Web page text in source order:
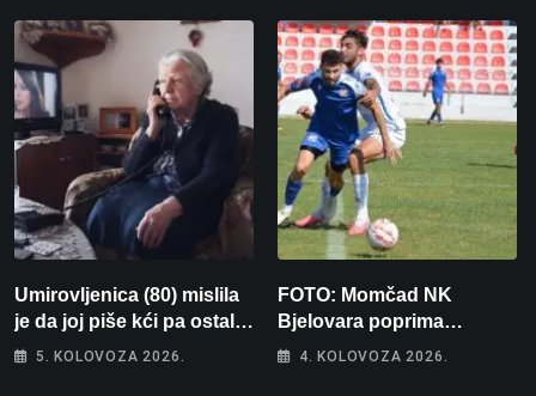
Umirovljenica (80) mislila
je da joj piše kći pa ostala
bez 1000 eura
5. KOLOVOZA 2026.
FOTO: Momčad NK
Bjelovara poprima
jesenski izgled
4. KOLOVOZA 2026.